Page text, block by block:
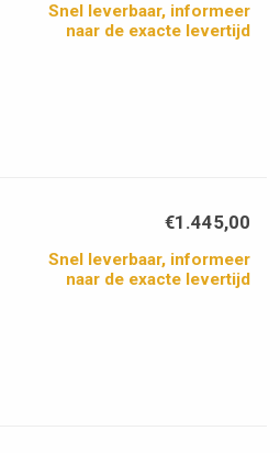
Snel leverbaar, informeer
naar de exacte levertijd
€1.445,00
Snel leverbaar, informeer
naar de exacte levertijd